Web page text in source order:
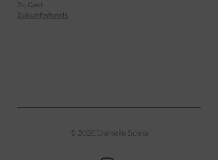
Zu Gast
Zukunftsfonds
© 2026 Danielle Spera